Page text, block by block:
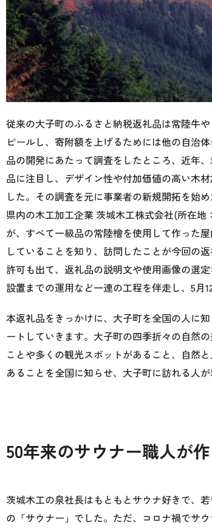
従来の大子町のふるさと納税返礼品は常陸牛
ピールし、寄附額を上げるためには他の自治
品の開発にあたって調査をしたところ、近年
品に注目し、デザイン性や付加価値の高い木
した。その調査を元に事業者の新規開拓を始
県内の木工加工企業 茨城木工株式会社(所在
が、すべて一級品の常陸檜を使用して作った
していることを知り、訪問したことが今回の
許可も出て、返礼品の説明文や使用画像の選
設置までの運用など一連の工程を伴走し、5月
本返礼品をきっかけに、大子町を全国の人に
ートしていきます。大子町の四季折々の自然
ことや多くの観光スポットがあること、自然
あることを全国に知らせ、大子町に訪れる人
50年来のサウナー職人が
茨城木工の泉社長はもともとサウナ好きで、
の「サウナー」でした。ただ、コロナ禍でサ